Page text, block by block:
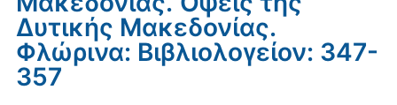
Δυτικής Μακεδονίας.
Φλώρινα: Βιβλιολογείον: 347-
357